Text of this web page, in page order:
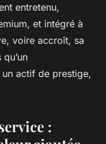
entretenu,
et intégré à
voire accroît, sa
un actif de prestige,
: